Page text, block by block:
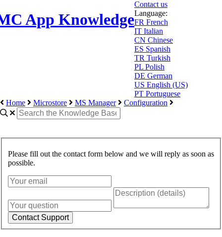
App Knowledge
Contact us
Language:
FR French
IT Italian
CN Chinese
ES Spanish
TR Turkish
PL Polish
DE German
US English (US)
PT Portuguese
Home
Microstore MS Manager Configuration
Please fill out the contact form below and we will reply as soon as
possible.